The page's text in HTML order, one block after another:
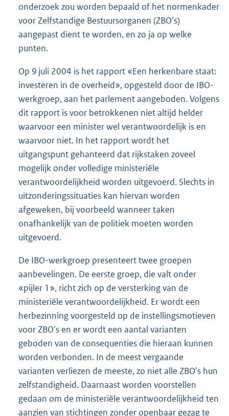
onderzoek zou worden bepaald of het normenkader
voor Zelfstandige Bestuursorganen (ZBO's)
aangepast dient te worden, en zo ja op welke
punten.
Op 9 juli 2004 is het rapport «Een herkenbare staat:
investeren in de overheid», opgesteld door de IBO-
werkgroep, aan het parlement aangeboden. Volgens
dit rapport is voor betrokkenen niet altijd helder
waarvoor een minister wel verantwoordelijk is en
waarvoor niet. In het rapport wordt het
uitgangspunt gehanteerd dat rijkstaken zoveel
mogelijk onder volledige ministeriële
verantwoordelijkheid worden uitgevoerd. Slechts in
uitzonderingssituaties kan hiervan worden
afgeweken, bij voorbeeld wanneer taken
onafhankelijk van de politiek moeten worden
uitgevoerd.
De IBO-werkgroep presenteert twee groepen
aanbevelingen. De eerste groep, die valt onder
«pijler 1», richt zich op de versterking van de
ministeriële verantwoordelijkheid. Er wordt een
herbezinning voorgesteld op de instellingsmotieven
voor ZBO's en er wordt een aantal varianten
geboden van de consequenties die hieraan kunnen
worden verbonden. In de meest vergaande
varianten verliezen de meeste, zo niet alle ZBO's hun
zelfstandigheid. Daarnaast worden voorstellen
gedaan om de ministeriële verantwoordelijkheid ten
aanzien van stichtingen zonder openbaar gezag te